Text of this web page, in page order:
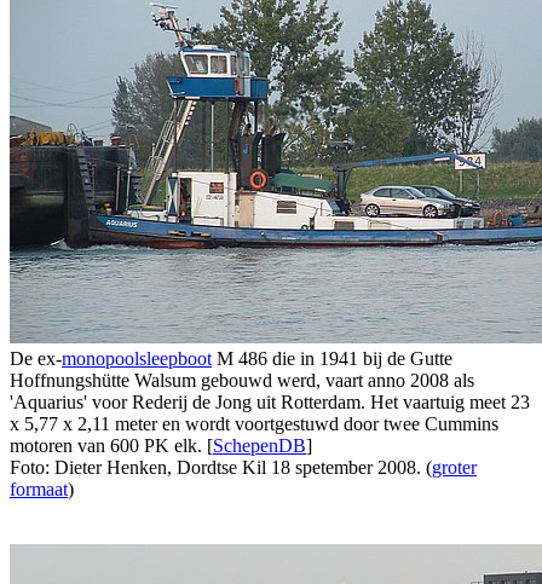
De ex-monopoolsleepboot M 486 die in 1941 bij de Gutte
Hoffnungshütte Walsum gebouwd werd, vaart anno 2008 als
'Aquarius' voor Rederij de Jong uit Rotterdam. Het vaartuig meet 23
x 5,77 x 2,11 meter en wordt voortgestuwd door twee Cummins
motoren van 600 PK elk. [SchepenDB]
Foto: Dieter Henken, Dordtse Kil 18 spetember 2008. (groter
formaat)